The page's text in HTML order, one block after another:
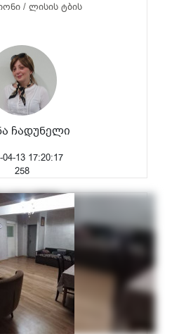
/ ლისის ტბის
ჩადუნელი
04-13 17:20:17
258